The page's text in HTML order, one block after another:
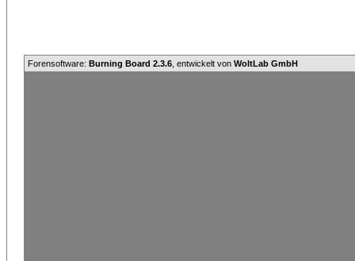
Forensoftware: Burning Board 2.3.6 , entwickelt von WoltLab GmbH